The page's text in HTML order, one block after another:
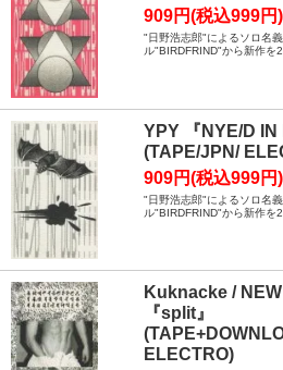
909円(税込999円)
"日野浩志郎"によるソロ名
ル"BIRDFRIND"から新作を
YPY 『NYE/D IN
(TAPE/JPN/
909円(税込999円)
"日野浩志郎"によるソロ名
ル"BIRDFRIND"から新作を
Kuknacke /
『split』
ELECTRO)